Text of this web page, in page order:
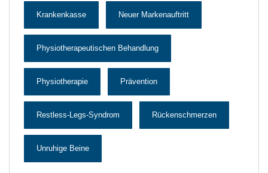
Krankenkasse Neuer Markenauftritt
Physiotherapeutischen Behandlung
Physiotherapie Prävention
Restless-Legs-Syndrom Rückenschmerzen
Unruhige Beine